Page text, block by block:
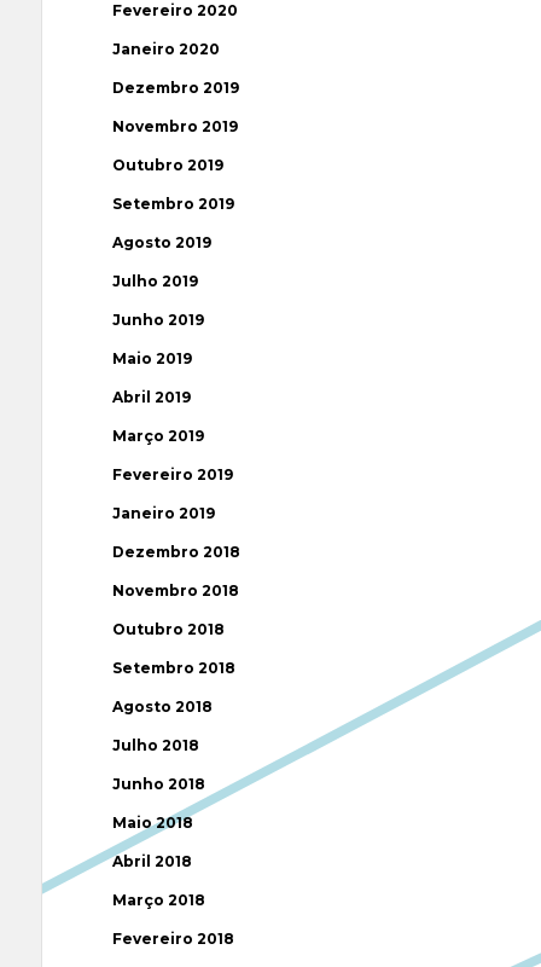
Fevereiro 2020
Janeiro 2020
Dezembro 2019
Novembro 2019
Outubro 2019
Setembro 2019
Agosto 2019
Julho 2019
Junho 2019
Maio 2019
Abril 2019
Março 2019
Fevereiro 2019
Janeiro 2019
Dezembro 2018
Novembro 2018
Outubro 2018
Setembro 2018
Agosto 2018
Julho 2018
Junho 2018
Maio 2018
Abril 2018
Março 2018
Fevereiro 2018